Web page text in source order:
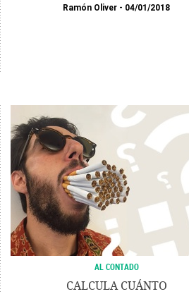
Ramón Oliver 04/01/2018
AL CONTADO
CALCULA CUÁNTO